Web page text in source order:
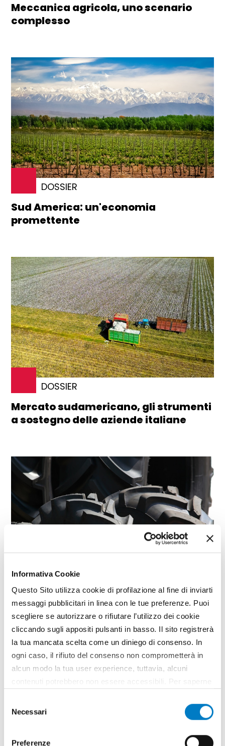
Informativa Cookie
Questo Sito utilizza cookie di profilazione al fine di inviarti
messaggi pubblicitari in linea con le tue preferenze. Puoi
scegliere se autorizzare o rifiutare l’utilizzo dei cookie
cliccando sugli appositi pulsanti in basso. Il sito registrerà
la tua mancata scelta come un diniego di consenso. In
ogni caso, il rifiuto del consenso non comprometterà in
alcun modo la tua user experience, tuttavia, alcuni
contenuti potrebbero non essere accessibili. Per saperne
all’utilizzo di tutti, o solamente di alcuni di essi, ti
delNecessari
Preferenze
Meccanica agricola, uno scenario
complesso
DOSSIER
Sud America: un'economia
promettente
DOSSIER
Mercato sudamericano, gli strumenti
a sostegno delle aziende italiane
PRIMO PIANO
Pneumatici agricoli, mercato
europeo debole